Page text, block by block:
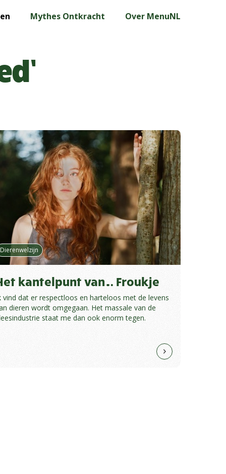
Mythes Ontkracht Over MenuNL
Dierenwelzijn
kantelpunt van… Froukje
vind dat er respectloos en harteloos met de levens
dieren wordt omgegaan. Het massale van de
staat me dan ook enorm tegen.